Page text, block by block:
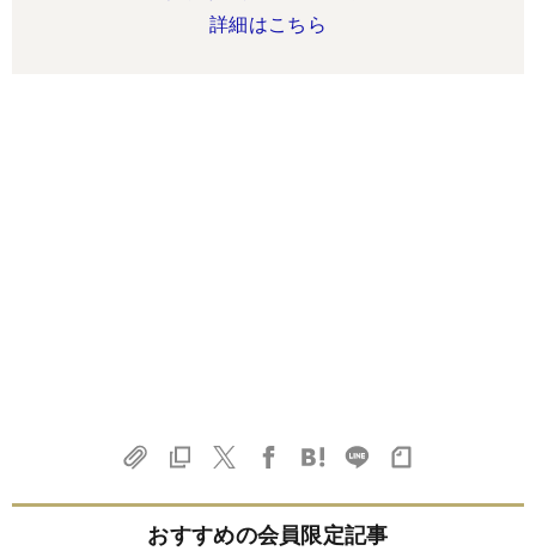
詳細はこちら
おすすめの会員限定記事